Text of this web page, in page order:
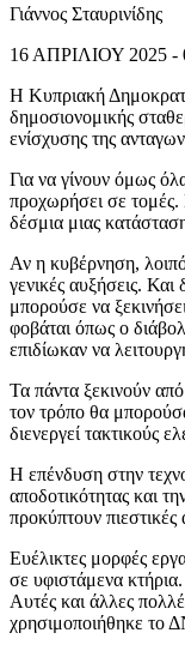
Γιάννος Σταυρινίδης
16 ΑΠΡΙΛΙΟΥ 2025 -
Η Κυπριακή
δημοσιονομικής
ενίσχυσης της
Για να γίνουν όμως
προχωρήσει σε τομές.
δέσμια μιας
Αν η κυβέρνηση,
γενικές αυξήσεις.
μπορούσε να
φοβάται όπως ο
επιδίωκαν να
Τα πάντα ξεκινούν
τον τρόπο θα
διενεργεί τακτικούς
Η επένδυση στην
αποδοτικότητας και
προκύπτουν
Ευέλικτες μορφές
σε υφιστάμενα
Αυτές και άλλες
χρησιμοποιήθηκε το